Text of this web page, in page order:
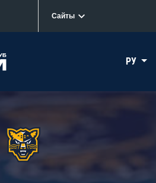
Сайты
РУ